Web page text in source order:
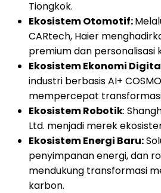
Tiongkok.
Ekosistem Otomotif:
CARtech, Haier
premium dan personalisasi
Ekosistem Ekonomi
industri berbasis AI+
mempercepat
Ekosistem Robotik:
Ltd. menjadi merek
Ekosistem Energi Baru:
penyimpanan energi, dan
mendukung transformasi
karbon.